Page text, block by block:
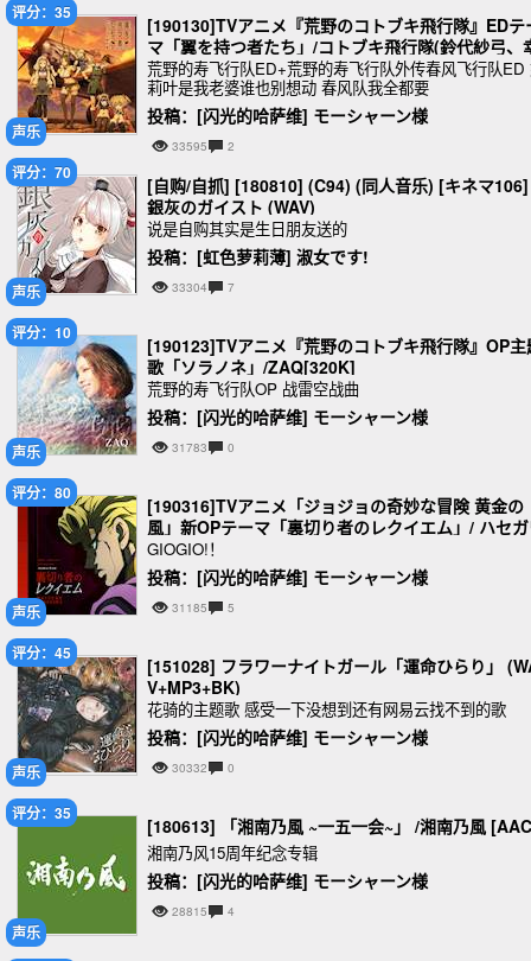
声乐
评分：35
[190130]TVアニメ『荒野のコトブキ飛行隊』EDテ
マ「翼を持つ者たち」/コトブキ飛行隊(鈴代紗弓、
村恵理、仲谷明香、瀬戸麻沙美、山村響、富田美
[320K]
荒野的寿飞行队ED+荒野的寿飞行队外传春风飞行队ED
莉叶是我老婆谁也别想动 春风队我全都要
投稿：[闪光的哈萨维] モーシャーン様
33595 2
声乐
评分：70
[自购/自抓] [180810] (C94) (同人音乐) [キネマ106]
銀灰のガイスト (WAV)
说是自购其实是生日朋友送的
投稿：[虹色萝莉薄] 淑女です!
33304 7
声乐
评分：10
[190123]TVアニメ『荒野のコトブキ飛行隊』OP主
歌「ソラノネ」/ZAQ[320K]
荒野的寿飞行队OP 战雷空战曲
投稿：[闪光的哈萨维] モーシャーン様
31783 0
声乐
评分：80
[190316]TVアニメ「ジョジョの奇妙な冒険 黄金の
風」新OPテーマ「裏切り者のレクイエム」/ ハセ
ダイスケ [FLAC]
GIOGIO!！
投稿：[闪光的哈萨维] モーシャーン様
31185 5
声乐
评分：45
[151028] フラワーナイトガール「運命ひらり」
V+MP3+BK)
花骑的主题歌 感受一下没想到还有网易云找不到的歌
投稿：[闪光的哈萨维] モーシャーン様
30332 0
声乐
评分：35
[180613] 「湘南乃風 ~一五一会~」 /湘南乃風
湘南乃风15周年纪念专辑
投稿：[闪光的哈萨维] モーシャーン様
28815 4